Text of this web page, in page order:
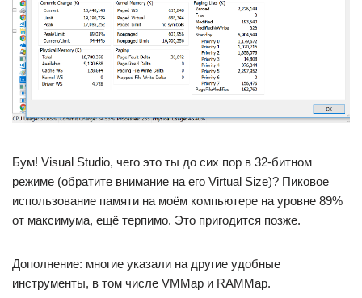
Бум! Visual Studio, чего это ты до сих пор в 32-битном
режиме (обратите внимание на его Virtual Size)? Пиковое
использование памяти на моём компьютере на уровне 89%
от максимума, ещё терпимо. Это пригодится позже.
Дополнение: многие указали на другие удобные
инструменты, в том числе VMMap и RAMMap.